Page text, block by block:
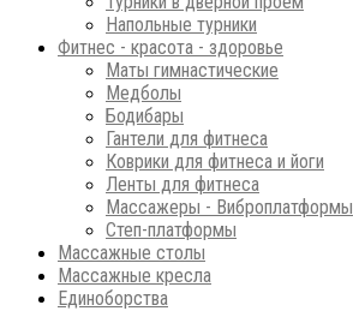
Напольные турники
Фитнес - красота - здоровье
Маты гимнастические
Медболы
Бодибары
Гантели для фитнеса
Коврики для фитнеса и йоги
Ленты для фитнеса
Массажеры - Виброплатформы
Степ-платформы
Массажные столы
Массажные кресла
Единоборства